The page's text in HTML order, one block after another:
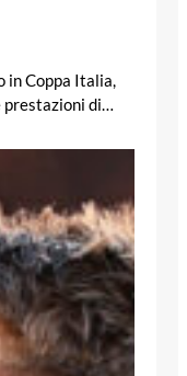
in Coppa Italia,
prestazioni di…